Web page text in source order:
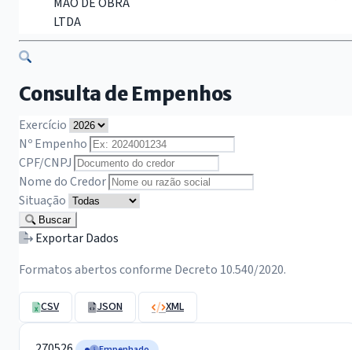
LTDA
Consulta de Empenhos
Exercício
Nº Empenho
CPF/CNPJ
Nome do Credor
Situação
Buscar
Exportar Dados
Formatos abertos conforme Decreto 10.540/2020.
CSV JSON XML